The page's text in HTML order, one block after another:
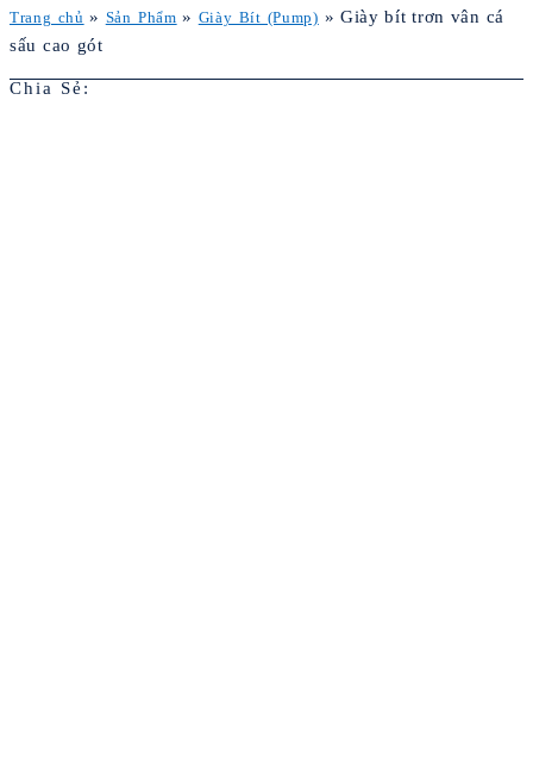
Trang chủ » Sản Phẩm » Giày Bít (Pump) » Giày bít trơn vân cá
sấu cao gót
Chia Sẻ: